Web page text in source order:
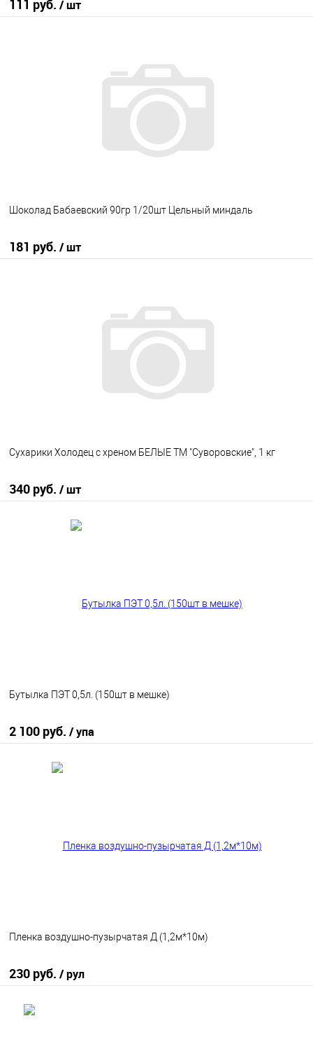
111 руб. / шт
В наличии
Шоколад Бабаевский 90гр 1/20шт Цельный миндаль
181 руб. / шт
В наличии
Сухарики Холодец с хреном БЕЛЫЕ ТМ "Суворовские", 1 кг
340 руб. / шт
Бутылка ПЭТ 0,5л. (150шт в мешке)
2 100 руб. / упа
Пленка воздушно-пузырчатая Д (1,2м*10м)
230 руб. / рул